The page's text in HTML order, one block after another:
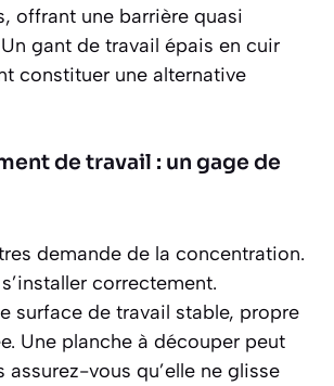
offrant une barrière quasi
gant de travail épais en cuir
constituer une alternative
de travail : un gage de
demande de la concentration.
correctement.
surface de travail stable, propre
Une planche à découper peut
assurez-vous qu’elle ne glisse